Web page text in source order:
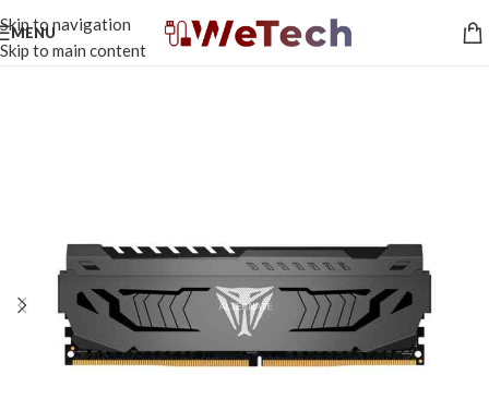
Skip to navigation
Skip to main content
MENU